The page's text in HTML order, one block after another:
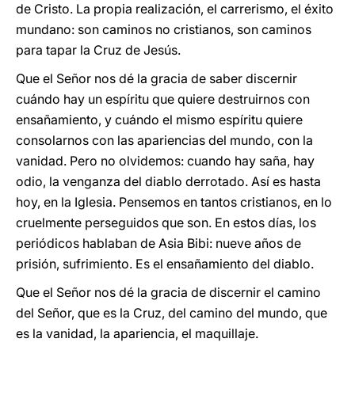
de Cristo. La propia realización, el carrerismo, el éxito
mundano: son caminos no cristianos, son caminos
para tapar la Cruz de Jesús.
Que el Señor nos dé la gracia de saber discernir
cuándo hay un espíritu que quiere destruirnos con
ensañamiento, y cuándo el mismo espíritu quiere
consolarnos con las apariencias del mundo, con la
vanidad. Pero no olvidemos: cuando hay saña, hay
odio, la venganza del diablo derrotado. Así es hasta
hoy, en la Iglesia. Pensemos en tantos cristianos, en lo
cruelmente perseguidos que son. En estos días, los
periódicos hablaban de Asia Bibi: nueve años de
prisión, sufrimiento. Es el ensañamiento del diablo.
Que el Señor nos dé la gracia de discernir el camino
del Señor, que es la Cruz, del camino del mundo, que
es la vanidad, la apariencia, el maquillaje.